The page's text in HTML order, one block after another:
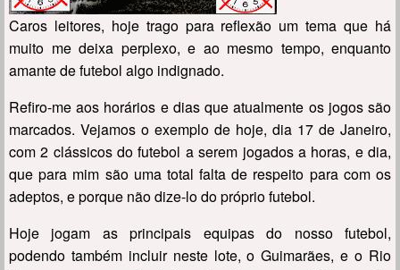
Caros leitores, hoje trago para reflexão um tema que há
muito me deixa perplexo, e ao mesmo tempo, enquanto
amante de futebol algo indignado.
Refiro-me aos horários e dias que atualmente os jogos são
marcados. Vejamos o exemplo de hoje, dia 17 de Janeiro,
com 2 clássicos do futebol a serem jogados a horas, e dia,
que para mim são uma total falta de respeito para com os
adeptos, e porque não dize-lo do próprio futebol.
Hoje jogam as principais equipas do nosso futebol,
podendo também incluir neste lote, o Guimarães, e o Rio